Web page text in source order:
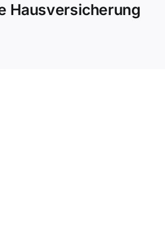
Hausversicherung